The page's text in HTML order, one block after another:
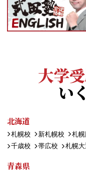
大学
い
北海道
札幌校 新札幌校 札
千歳校
帯広校 札幌
青森県